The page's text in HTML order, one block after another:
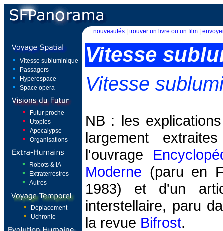
nouveautés trouver un livre ou un film
Vitesse subluminique
Passagers
Hyperespace
Space opera
Futur proche
Utopies
Apocalypse
Organisations
Robots & IA
Extraterrestres
Autres
Déplacement
Uchronie
Vitesse
Vitesse
NB : les
largement
l'ouvrage
Moderne (paru en
1983) et d'un
interstellaire, paru
la revue Bifrost.